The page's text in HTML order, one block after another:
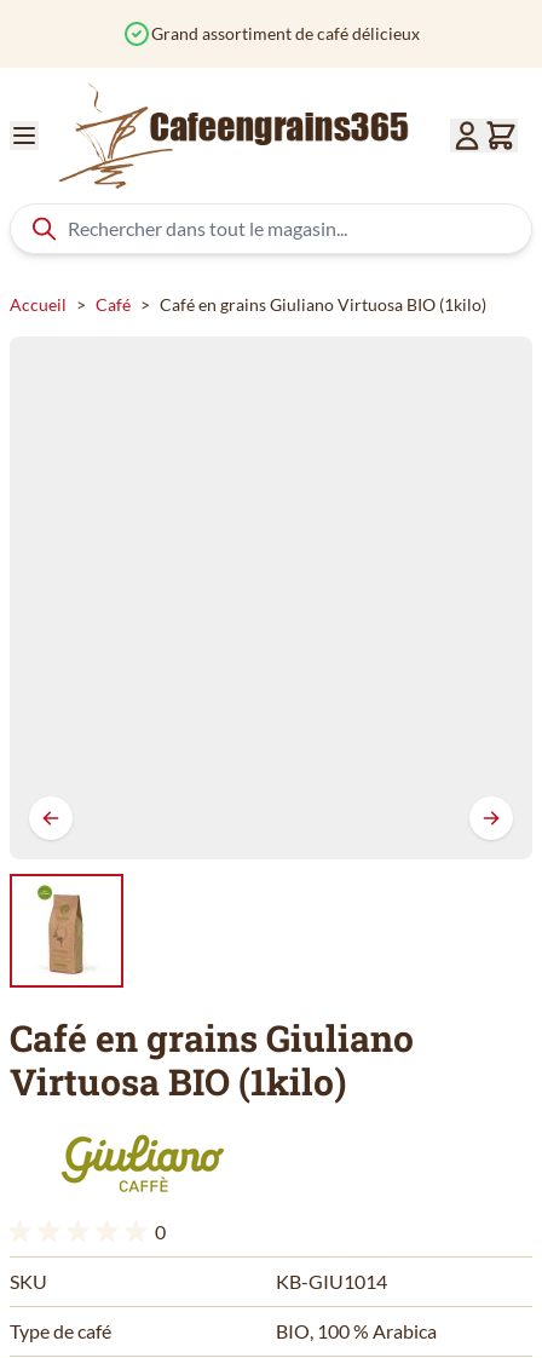
Grand assortiment de café délicieux
Accueil > Café > Café en grains Giuliano Virtuosa BIO (1kilo)
Café en grains Giuliano
Virtuosa BIO (1kilo)
0
SKU KB-GIU1014
Type de café BIO, 100 % Arabica